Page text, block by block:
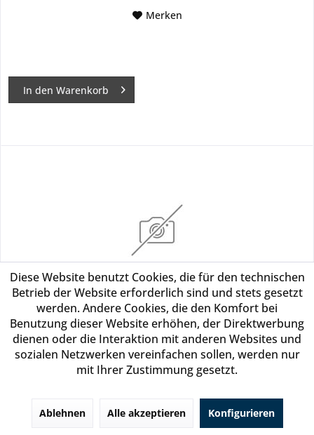
Merken
In den Warenkorb
Abdeckhaube SL Geräte SL640 FLICK
Mengeneinheit:
Art.Nr.: SLHAUBE-640
Status) keine Preise sehen
Diese Website benutzt Cookies, die für den technischen
Betrieb der Website erforderlich sind und stets gesetzt
werden. Andere Cookies, die den Komfort bei
Benutzung dieser Website erhöhen, der Direktwerbung
dienen oder die Interaktion mit anderen Websites und
sozialen Netzwerken vereinfachen sollen, werden nur
mit Ihrer Zustimmung gesetzt.
Ablehnen Alle akzeptieren Konfigurieren